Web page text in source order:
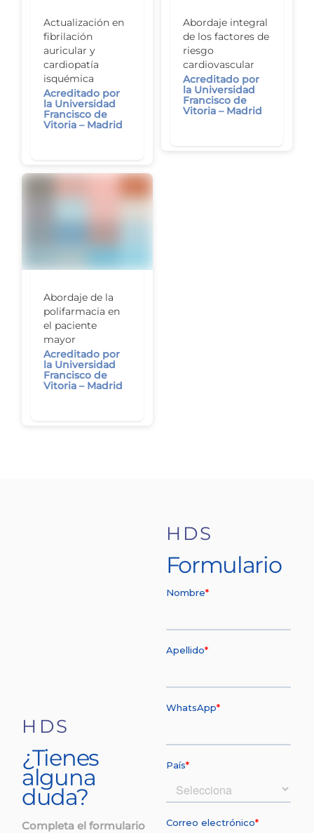
Actualización en
fibrilación
auricular y
cardiopatía
isquémica
Acreditado por
la Universidad
Francisco de
Vitoria – Madrid
Abordaje integral
de los factores de
riesgo
cardiovascular
Acreditado por
la Universidad
Francisco de
Vitoria – Madrid
Abordaje de la
polifarmacia en
el paciente
mayor
Acreditado por
la Universidad
Francisco de
Vitoria – Madrid
HDS
¿Tienes
alguna
duda?
Completa el formulario
HDS
Formulario